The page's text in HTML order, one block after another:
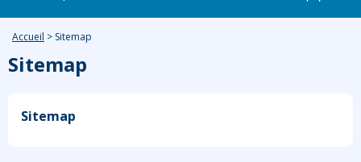
Accueil > Sitemap
Sitemap
Sitemap